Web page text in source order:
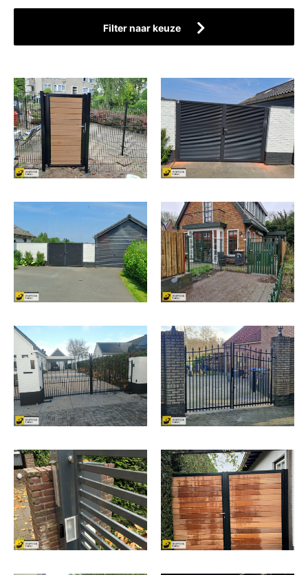
Filter naar keuze